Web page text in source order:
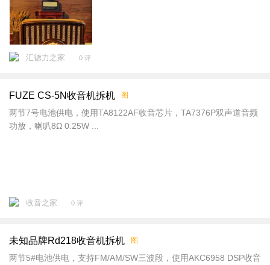
汇德力之家 0 评
FUZE CS-5N收音机拆机 图
两节7号电池供电，使用TA8122AF收音芯片，TA7376P双声道音频
功放，喇叭8Ω 0.25W ...
收音之家 0 评
未知品牌Rd218收音机拆机 图
两节5#电池供电，支持FM/AM/SW三波段，使用AKC6958 DSP收音